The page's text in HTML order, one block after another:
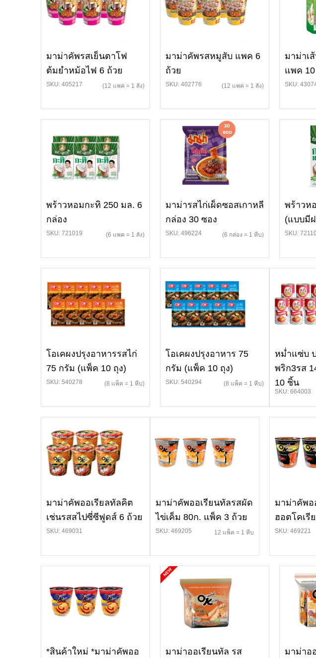
มาม่าคัพรสเย็นตาโฟ
ต้มยำหม้อไฟ 6 ถ้วย
SKU: 405217 (12 แพค = 1 ลัง)
มาม่าคัพรสหมูสับ แพค 6
ถ้วย
SKU: 402776 (12 แพค = 1 ลัง)
มาม่าเ
แพค 10
SKU:
พร้าวหอมกะทิ 250 มล. 6
กล่อง
SKU: 721019 (6 แพค = 1 ลัง)
มาม่ารสไก่เผ็ดซอสเกาหลี
กล่อง 30 ซอง
SKU: 496224 (6 กล่อง = 1 หีบ)
พร้าวห
(แบบมี
SKU:
โอเคผงปรุงอาหารรสไก่
75 กรัม (แพ็ค 10 ถุง)
SKU: 540278 (8 แพ็ค = 1 หีบ)
โอเคผงปรุงอาหาร 75
กรัม (แพ็ค 10 ถุง)
SKU: 540294 (8 แพ็ค = 1 หีบ)
หม่ำแซ่บ
พริก3รส
10 ชิ้น
SKU: 664003
มาม่าคัพออเรียลทัลคิต
เช่นรสสไปซี่ซีฟูดส์ 6 ถ้วย
SKU: 469031
มาม่าคัพออเรียนทัลรสผัด
ไข่เค็ม 80ก. แพ็ค 3 ถ้วย
SKU: 469205 12 แพ็ค = 1 หีบ
มาม่าคัพอ
ฮอตโคเรี
SKU: 469221
*สินค้าใหม่ *มาม่าคัพออ
มาม่าออเรียนทัล รส
มาม่าอ